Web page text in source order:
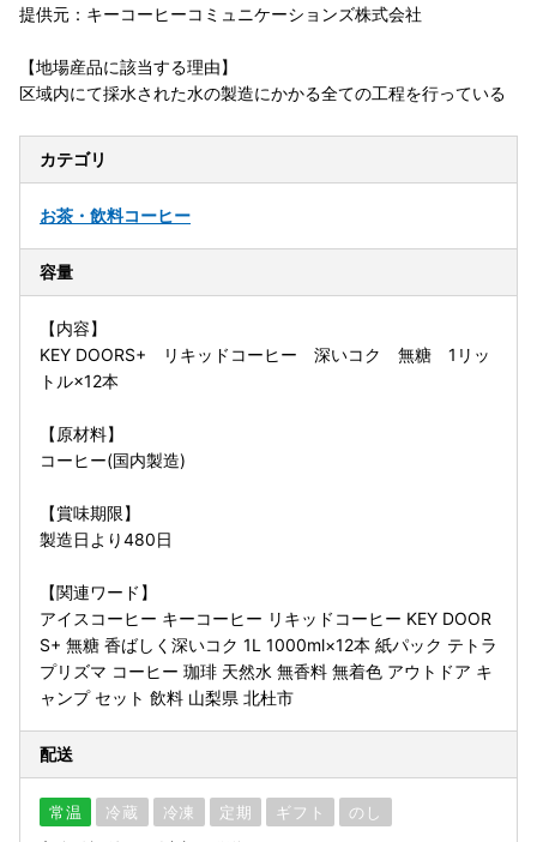
提供元：キーコーヒーコミュニケーションズ株式会社
【地場産品に該当する理由】
区域内にて採水された水の製造にかかる全ての工程を行っている
カテゴリ
お茶・飲料コーヒー
容量
【内容】
KEY DOORS+ リキッドコーヒー 深いコク 無糖 1リッ
トル×12本
【原材料】
コーヒー(国内製造)
【賞味期限】
製造日より480日
【関連ワード】
アイスコーヒー キーコーヒー リキッドコーヒー KEY DOOR
S+ 無糖 香ばしく深いコク 1L 1000ml×12本 紙パック テトラ
プリズマ コーヒー 珈琲 天然水 無香料 無着色 アウトドア キ
ャンプ セット 飲料 山梨県 北杜市
配送
常温 冷蔵 冷凍 定期 ギフト のし